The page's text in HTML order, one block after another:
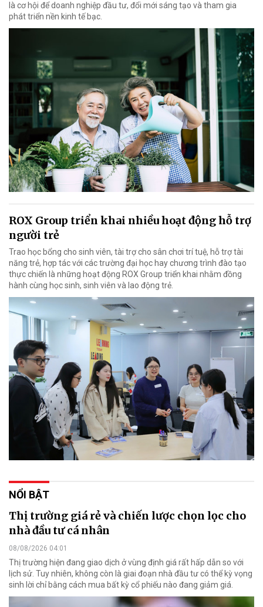
là cơ hội để doanh nghiệp đầu tư, đổi mới sáng tạo và tham gia
phát triển nền kinh tế bạc.
ROX Group triển khai nhiều hoạt động hỗ trợ
người trẻ
Trao học bổng cho sinh viên, tài trợ cho sân chơi trí tuệ, hỗ trợ tài
năng trẻ, hợp tác với các trường đại học hay chương trình đào tạo
thực chiến là những hoạt động ROX Group triển khai nhằm đồng
hành cùng học sinh, sinh viên và lao động trẻ.
NỔI BẬT
Thị trường giá rẻ và chiến lược chọn lọc cho
nhà đầu tư cá nhân
08/08/2026 04:01
Thị trường hiện đang giao dịch ở vùng định giá rất hấp dẫn so với
lịch sử. Tuy nhiên, không còn là giai đoạn nhà đầu tư có thể kỳ vọng
sinh lời chỉ bằng cách mua bất kỳ cổ phiếu nào đang giảm giá.